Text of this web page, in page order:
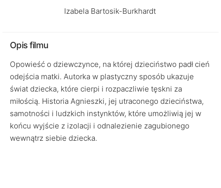
Izabela Bartosik-Burkhardt
Opis filmu
Opowieść o dziewczynce, na której dzieciństwo padł cień
odejścia matki. Autorka w plastyczny sposób ukazuje
świat dziecka, które cierpi i rozpaczliwie tęskni za
miłością. Historia Agnieszki, jej utraconego dzieciństwa,
samotności i ludzkich instynktów, które umożliwią jej w
końcu wyjście z izolacji i odnalezienie zagubionego
wewnątrz siebie dziecka.